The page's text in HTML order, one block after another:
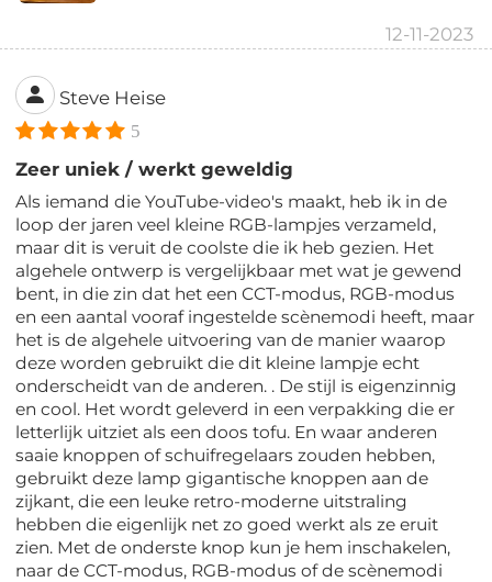
12-11-2023
Steve Heise
5
Zeer uniek / werkt geweldig
Als iemand die YouTube-video's maakt, heb ik in de
loop der jaren veel kleine RGB-lampjes verzameld,
maar dit is veruit de coolste die ik heb gezien. Het
algehele ontwerp is vergelijkbaar met wat je gewend
bent, in die zin dat het een CCT-modus, RGB-modus
en een aantal vooraf ingestelde scènemodi heeft, maar
het is de algehele uitvoering van de manier waarop
deze worden gebruikt die dit kleine lampje echt
onderscheidt van de anderen. . De stijl is eigenzinnig
en cool. Het wordt geleverd in een verpakking die er
letterlijk uitziet als een doos tofu. En waar anderen
saaie knoppen of schuifregelaars zouden hebben,
gebruikt deze lamp gigantische knoppen aan de
zijkant, die een leuke retro-moderne uitstraling
hebben die eigenlijk net zo goed werkt als ze eruit
zien. Met de onderste knop kun je hem inschakelen,
naar de CCT-modus, RGB-modus of de scènemodi